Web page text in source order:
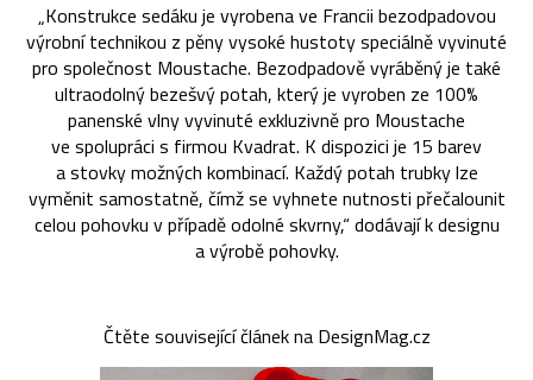
„Konstrukce sedáku je vyrobena ve Francii bezodpadovou
výrobní technikou z pěny vysoké hustoty speciálně vyvinuté
pro společnost Moustache. Bezodpadově vyráběný je také
ultraodolný bezešvý potah, který je vyroben ze 100%
panenské vlny vyvinuté exkluzivně pro Moustache
ve spolupráci s firmou Kvadrat. K dispozici je 15 barev
a stovky možných kombinací. Každý potah trubky lze
vyměnit samostatně, čímž se vyhnete nutnosti přečalounit
celou pohovku v případě odolné skvrny,“ dodávají k designu
a výrobě pohovky.
Čtěte související článek na DesignMag.cz